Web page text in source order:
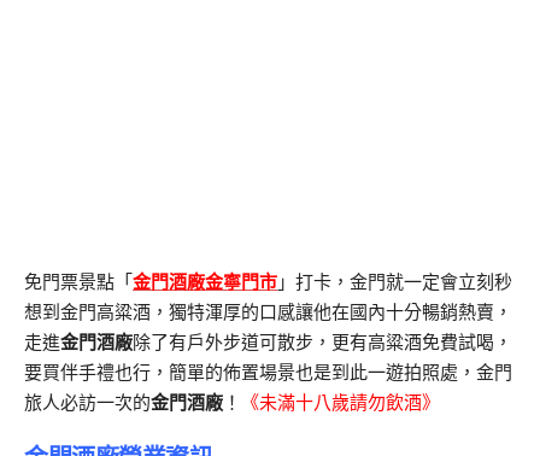
免門票景點「 金門酒廠金寧門市 」打卡，金門就一定會立刻秒
想到金門高粱酒，獨特渾厚的口感讓他在國內十分暢銷熱賣，
走進金門酒廠除了有戶外步道可散步，更有高粱酒免費試喝，
要買伴手禮也行，簡單的佈置場景也是到此一遊拍照處，金門
旅人必訪一次的金門酒廠 ！ 《未滿十八歲請勿飲酒》